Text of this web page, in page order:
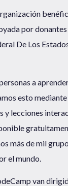
por
De Los
a
esto mediante
y lecciones
más de mil
el mundo.
van